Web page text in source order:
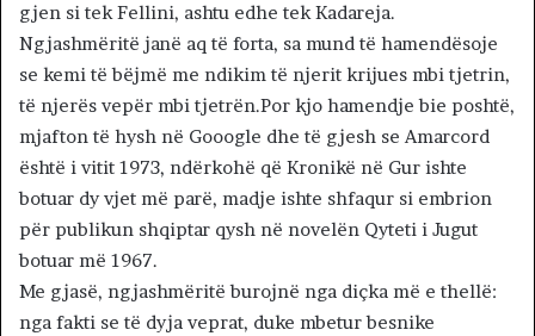
gjen si tek Fellini, ashtu edhe tek Kadareja.
Ngjashmëritë janë aq të forta, sa mund të hamendësoje
se kemi të bëjmë me ndikim të njerit krijues mbi tjetrin,
të njerës vepër mbi tjetrën.Por kjo hamendje bie poshtë,
mjafton të hysh në Gooogle dhe të gjesh se Amarcord
është i vitit 1973, ndërkohë që Kronikë në Gur ishte
botuar dy vjet më parë, madje ishte shfaqur si embrion
për publikun shqiptar qysh në novelën Qyteti i Jugut
botuar më 1967.
Me gjasë, ngjashmëritë burojnë nga diçka më e thellë:
nga fakti se të dyja veprat, duke mbetur besnike